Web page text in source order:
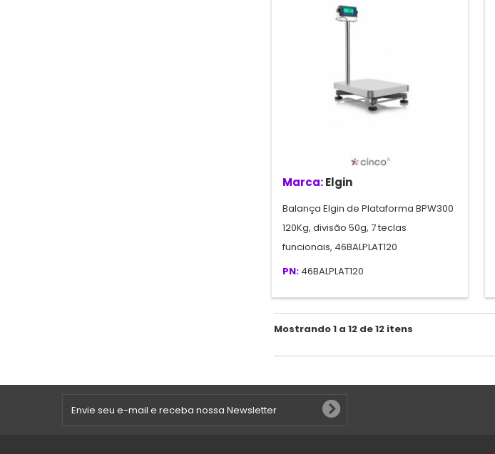
Marca:Elgin
Balança Elgin de Plataforma BPW300
120Kg, divisão 50g, 7 teclas
funcionais, 46BALPLAT120
PN: 46BALPLAT120
Mostrando 1 a 12 de 12 itens